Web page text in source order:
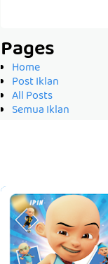
Pages
Home
Post Iklan
All Posts
Semua Iklan